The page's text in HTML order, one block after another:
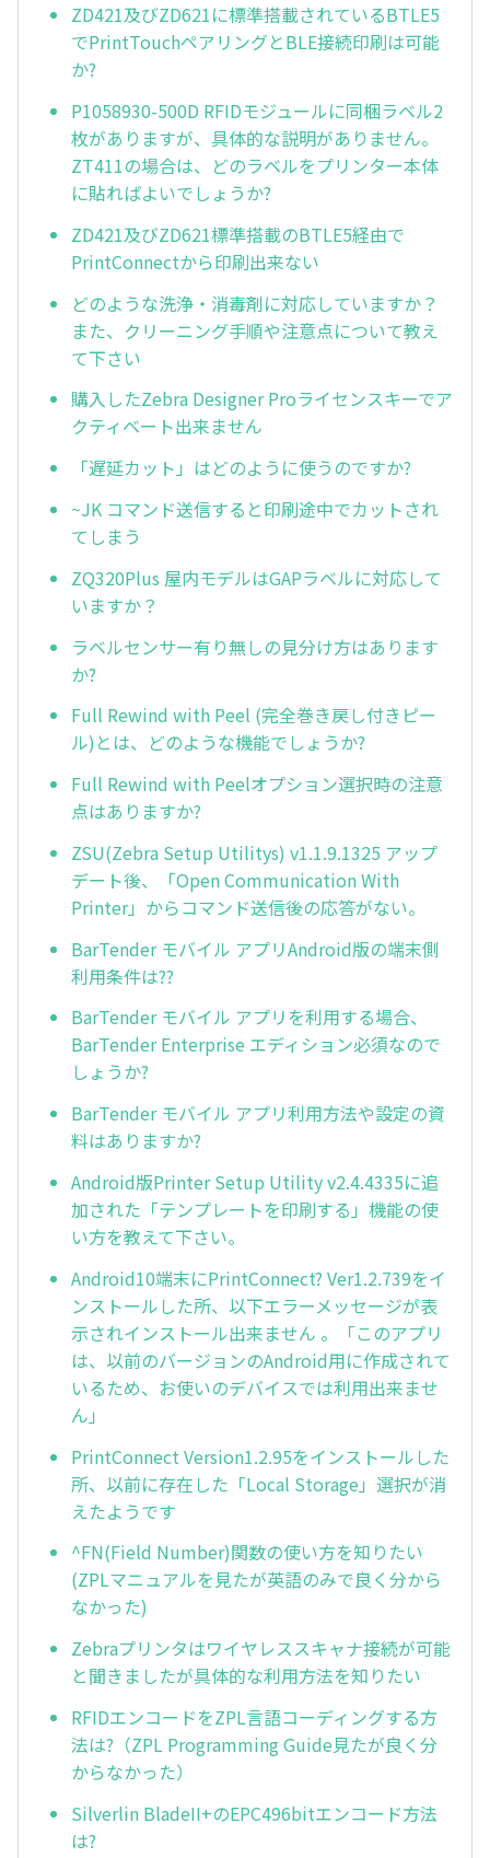
ZD421及びZD621に標準搭載されているBTLE5
でPrintTouchペアリングとBLE接続印刷は可能
か?
P1058930-500D RFIDモジュールに同梱ラベル2
枚がありますが、具体的な説明がありません。
ZT411の場合は、どのラベルをプリンター本体
に貼ればよいでしょうか?
ZD421及びZD621標準搭載のBTLE5経由で
PrintConnectから印刷出来ない
どのような洗浄・消毒剤に対応していますか？
また、クリーニング手順や注意点について教え
て下さい
購入したZebra Designer Proライセンスキーでア
クティベート出来ません
「遅延カット」はどのように使うのですか?
~JK コマンド送信すると印刷途中でカットされ
てしまう
ZQ320Plus 屋内モデルはGAPラベルに対応して
いますか？
ラベルセンサー有り無しの見分け方はあります
か?
Full Rewind with Peel (完全巻き戻し付きピー
ル)とは、どのような機能でしょうか?
Full Rewind with Peelオプション選択時の注意
点はありますか?
ZSU(Zebra Setup Utilitys) v1.1.9.1325 アップ
デート後、「Open Communication With
Printer」からコマンド送信後の応答がない。
BarTender モバイル アプリAndroid版の端末側
利用条件は??
BarTender モバイル アプリを利用する場合、
BarTender Enterprise エディション必須なので
しょうか?
BarTender モバイル アプリ利用方法や設定の資
料はありますか?
Android版Printer Setup Utility v2.4.4335に追
加された「テンプレートを印刷する」機能の使
い方を教えて下さい。
Android10端末にPrintConnect? Ver1.2.739をイ
ンストールした所、以下エラーメッセージが表
示されインストール出来ません 。「このアプリ
は、以前のバージョンのAndroid用に作成されて
いるため、お使いのデバイスでは利用出来ませ
ん」
PrintConnect Version1.2.95をインストールした
所、以前に存在した「Local Storage」選択が消
えたようです
^FN(Field Number)関数の使い方を知りたい
(ZPLマニュアルを見たが英語のみで良く分から
なかった)
Zebraプリンタはワイヤレススキャナ接続が可能
と聞きましたが具体的な利用方法を知りたい
RFIDエンコードをZPL言語コーディングする方
法は?（ZPL Programming Guide見たが良く分
からなかった）
Silverlin BladeII+のEPC496bitエンコード方法
は?